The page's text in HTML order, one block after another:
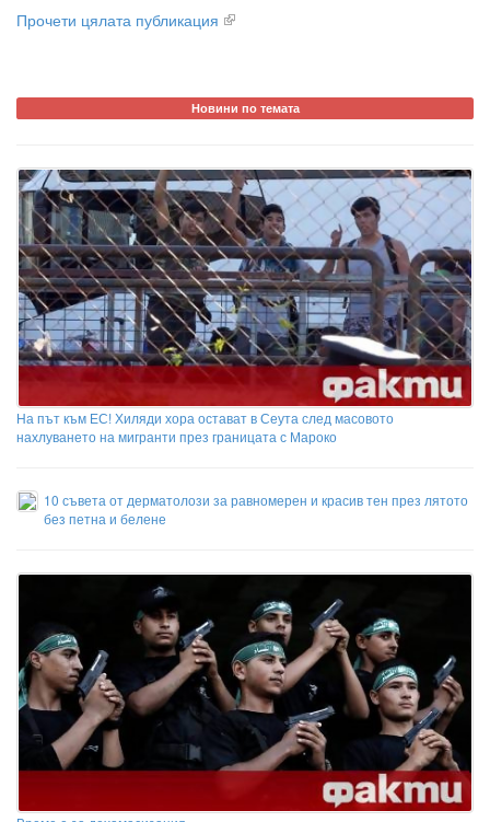
Прочети цялата публикация
Новини по темата
На път към ЕС! Хиляди хора остават в Сеута след масовото
нахлуването на мигранти през границата с Мароко
10 съвета от дерматолози за равномерен и красив тен през лятото
без петна и белене